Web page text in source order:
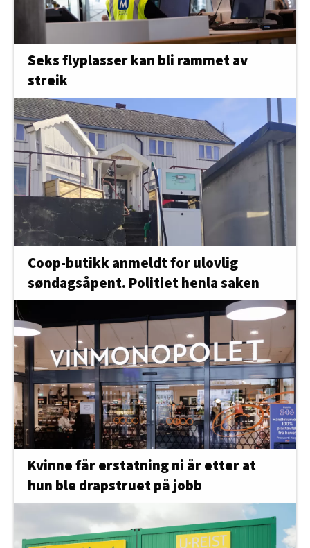
Seks flyplasser kan bli rammet av
streik
Coop-butikk anmeldt for ulovlig
søndagsåpent. Politiet henla saken
Kvinne får erstatning ni år etter at
hun ble drapstruet på jobb